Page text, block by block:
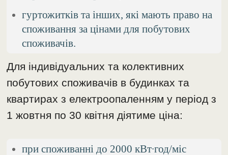
гуртожитків та інших, які мають право на
споживання за цінами для побутових
споживачів.
Для індивідуальних та колективних
побутових споживачів в будинках та
квартирах з електроопаленням у період з
1 жовтня по 30 квітня діятиме ціна:
при споживанні до 2000 кВт∙год/міс